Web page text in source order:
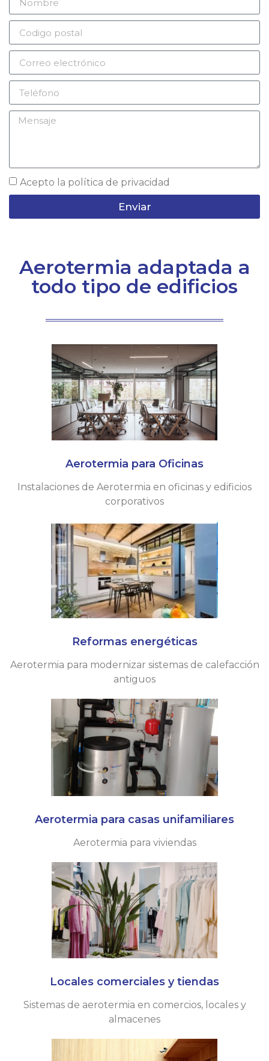
Acepto la política de privacidad
Enviar
Aerotermia adaptada a
todo tipo de edificios
Aerotermia para Oficinas​
Instalaciones de Aerotermia en oficinas y edificios
corporativos
Reformas energéticas
Aerotermia para modernizar sistemas de calefacción
antiguos
Aerotermia para casas unifamiliares
Aerotermia para viviendas
Locales comerciales y tiendas
Sistemas de aerotermia en comercios, locales y
almacenes